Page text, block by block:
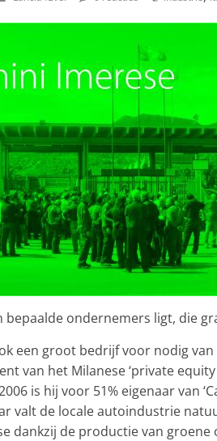
bepaalde ondernemers ligt, die
een groot bedrijf voor nodig
van het Milanese ‘private
is hij voor 51% eigenaar van
valt de locale autoindustrie
dankzij de productie van